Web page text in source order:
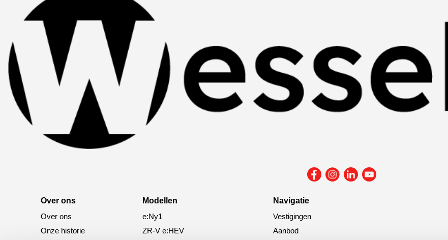
Over ons
Over ons
Onze historie
Modellen
e:Ny1
ZR-V e:HEV
Navigatie
Vestigingen
Aanbod